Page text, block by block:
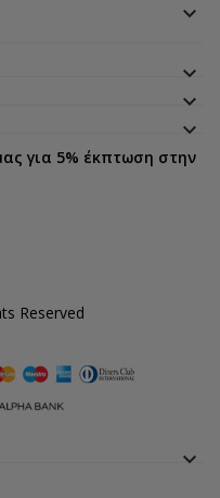
keyboard_arrow_down
keyboard_arrow_down
keyboard_arrow_down
keyboard_arrow_down
για 5% έκπτωση στην
Reserved
keyboard_arrow_down